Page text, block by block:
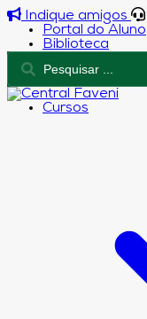
Indique amigos
Portal do Aluno
Biblioteca
Cursos